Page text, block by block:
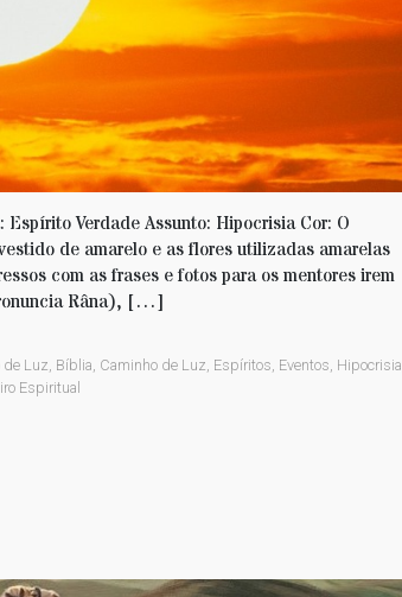
Verdade Assunto: Hipocrisia Cor: O
de amarelo e as flores utilizadas amarelas
com as frases e fotos para os mentores irem
Râna), […]
Luz, Bíblia, Caminho de Luz, Espíritos, Eventos, Hipocrisia
Espiritual